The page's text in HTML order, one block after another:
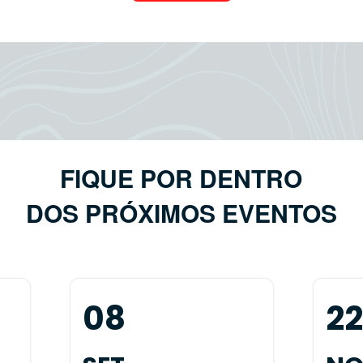
08 22
FIQUE POR DENTRO
DOS PRÓXIMOS EVENTOS